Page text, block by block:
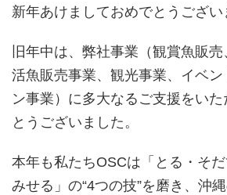
新年あけましておめでとうござい
旧年中は、弊社事業（観賞魚販売
活魚販売事業、観光事業、イベン
ン事業）に多大なるご支援をい
とうございました。
本年も私たちOSCは「とる・そだ
みせる」の“4つの技”を磨き、沖